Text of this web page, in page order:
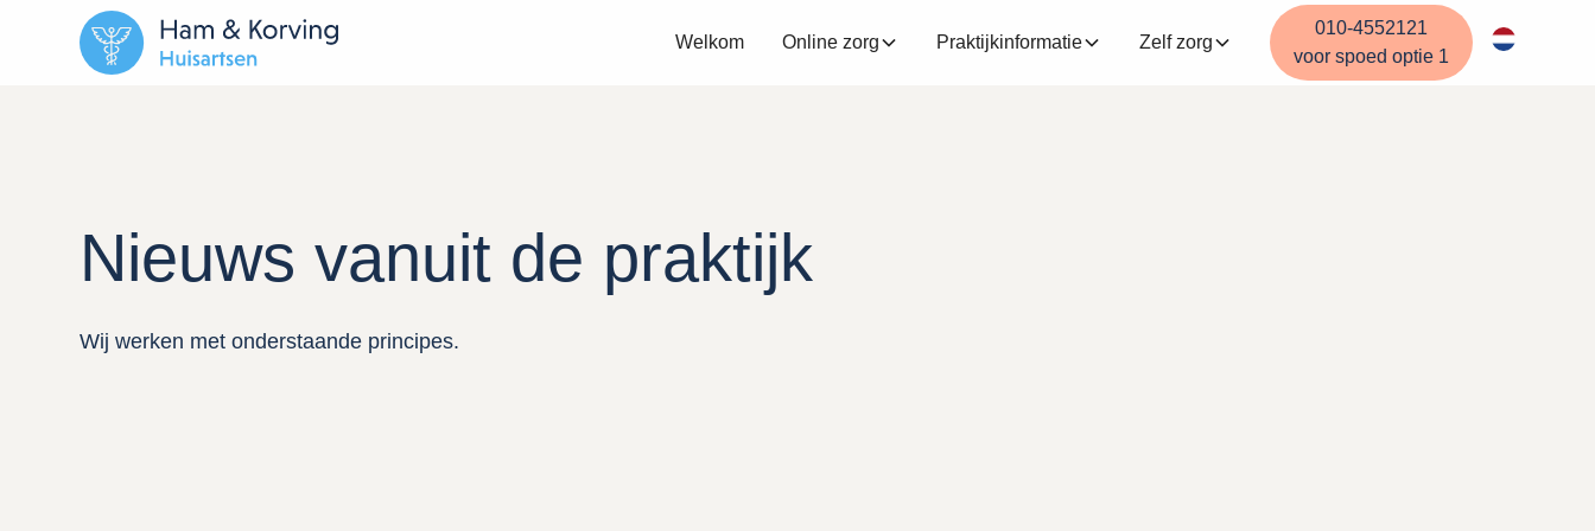
Welkom Online zorg Praktijkinformatie Zelf zorg
010-4552121
voor spoed optie 1
Nieuws vanuit de praktijk
Wij werken met onderstaande principes.